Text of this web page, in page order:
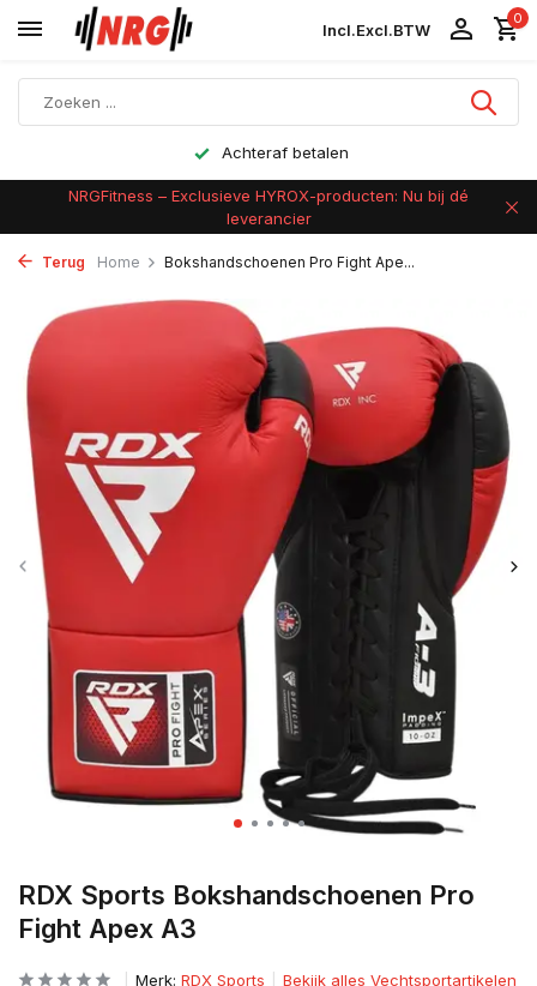
Incl.Excl.BTW
0
Achteraf betalen
NRGFitness – Exclusieve HYROX-producten: Nu bij dé
leverancier
Terug Home Bokshandschoenen Pro Fight Ape...
RDX Sports Bokshandschoenen Pro
Fight Apex A3
Merk: RDX Sports Bekijk alles Vechtsportartikelen